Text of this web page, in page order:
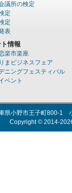
議所の検定
定
定
表
情報
楽市楽座
まビジネスフェア
ニングフェスティバル
ベント
県小野市王子町800-1
Copyright © 2014-